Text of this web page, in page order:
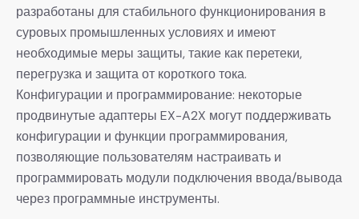
разработаны для стабильного функционирования в
суровых промышленных условиях и имеют
необходимые меры защиты, такие как перетеки,
перегрузка и защита от короткого тока.
Конфигурации и программирование: некоторые
продвинутые адаптеры EX-A2X могут поддерживать
конфигурации и функции программирования,
позволяющие пользователям настраивать и
программировать модули подключения ввода/вывода
через программные инструменты.